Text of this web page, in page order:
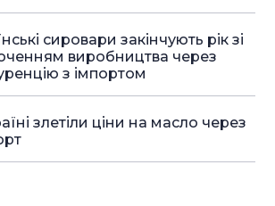
сировари закінчують рік зі
виробництва через
з імпортом
злетіли ціни на масло через